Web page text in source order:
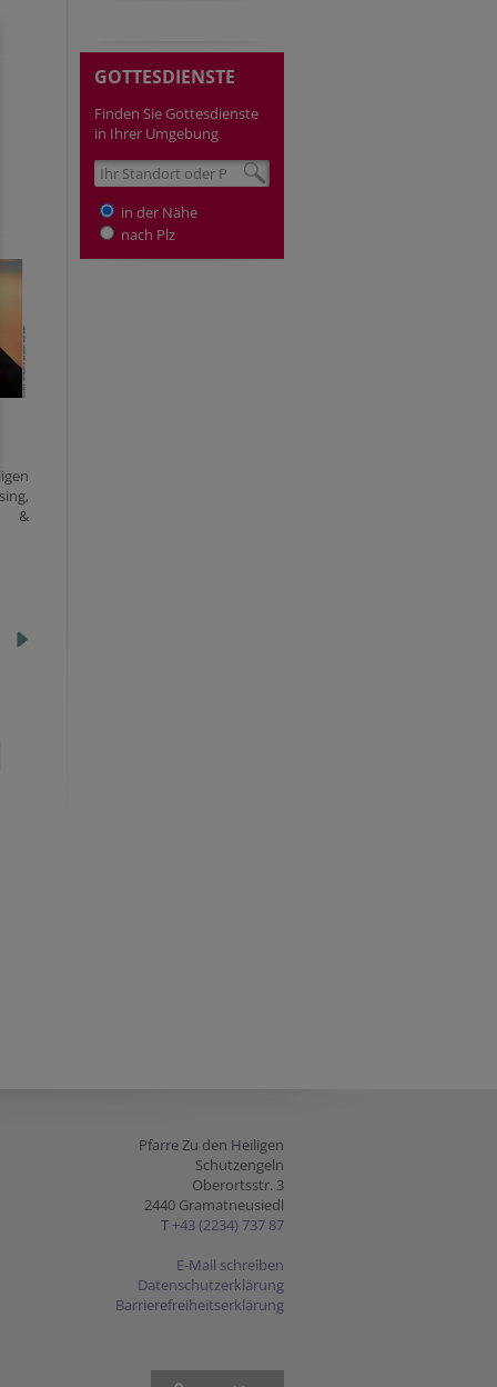
&
GOTTESDIENSTE
Finden Sie Gottesdienste
in Ihrer Umgebung
in der Nähe
nach Plz
Pfarre Zu den Heiligen
Schutzengeln
Oberortsstr. 3
2440 Gramatneusiedl
T +43 (2234) 737 87
E-Mail schreiben
Datenschutzerklärung
Barrierefreiheitserklärung